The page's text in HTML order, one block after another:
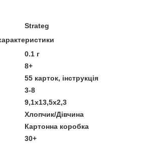
Strateg
0.1 г
8+
55 карток, інструкція
3-8
9,1х13,5х2,3
Хлопчик/Дiвчина
Картонна коробка
30+